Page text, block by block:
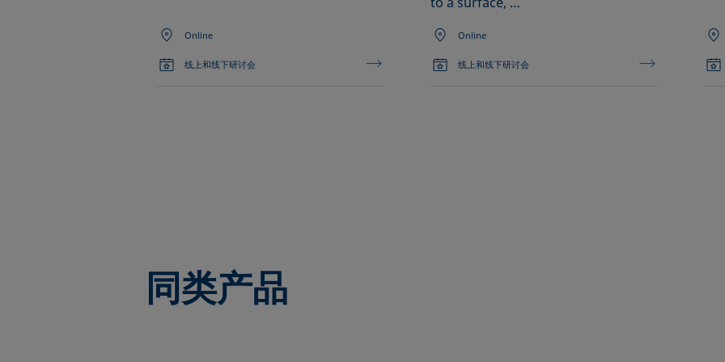
Online
线上和线下研讨会
Online
线上和线下研讨会
同类产品